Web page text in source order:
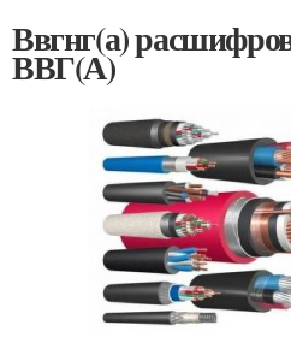
Ввгнг(а)
ВВГ(А)